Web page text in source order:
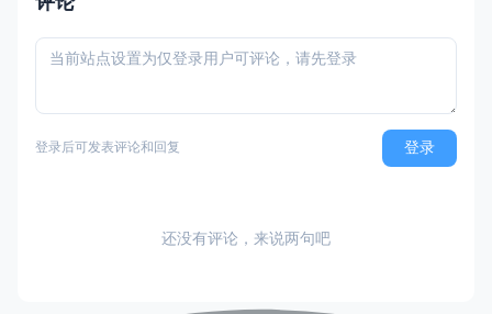
登录后可发表评论和回复 登录
还没有评论，来说两句吧